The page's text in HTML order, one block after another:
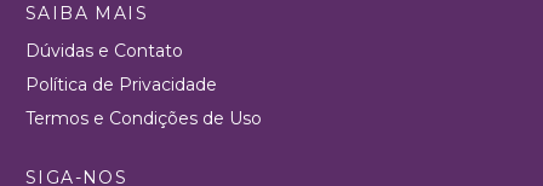
SAIBA MAIS
Dúvidas e Contato
Política de Privacidade
Termos e Condições de Uso
SIGA-NOS